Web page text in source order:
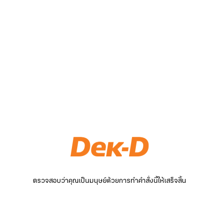
ตรวจสอบว่าคุณเป็นมนุษย์ด้วยการทำคำสั่งนี้ให้เสร็จสิ้น